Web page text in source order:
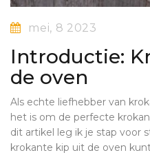
mei, 8 2023
Introductie:
de oven
Als echte liefhebber van
het is om de perfecte
dit artikel leg ik je stap voor
krokante kip uit de oven